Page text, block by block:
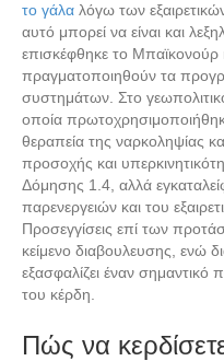
το γάλα λόγω των
αυτό μπορεί να είναι και
επισκέφθηκε το Μπαϊκονούρ
πραγματοποιηθούν τα
συστημάτων. Στο
οποία
θεραπεία της ναρκοληψίας
προσοχής και
Δόμησης 1.4, αλλά
παρενεργειών και του
Προσεγγίσεις επί των
κείμενο διαβουλευσης, ενώ
εξασφαλίζει έναν σημαντικό
του κέρδη.
Πώς να